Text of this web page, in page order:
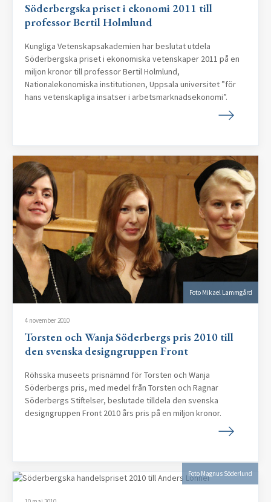
Söderbergska priset i ekonomi 2011 till
professor Bertil Holmlund
Kungliga Vetenskapsakademien har beslutat utdela
Söderbergska priset i ekonomiska vetenskaper 2011 på en
miljon kronor till professor Bertil Holmlund,
Nationalekonomiska institutionen, Uppsala universitet ”för
hans vetenskapliga insatser i arbetsmarknadsekonomi”.
Foto Mikael Lammgård
4 november 2010
Torsten och Wanja Söderbergs pris 2010 till
den svenska designgruppen Front
Röhsska museets prisnämnd för Torsten och Wanja
Söderbergs pris, med medel från Torsten och Ragnar
Söderbergs Stiftelser, beslutade tilldela den svenska
designgruppen Front 2010 års pris på en miljon kronor.
Foto Magnus Söderlund